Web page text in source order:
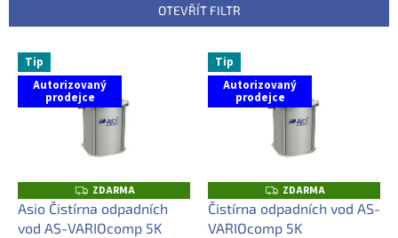
í
OTEVŘÍT FILTR
V Tip
Autorizovaný
prodejce
Z
D
A
R
ZDARMA
Asio Čistírna odpadních
vod AS-VARIOcomp 5K
Tip
Autorizovaný
prodejce
Z
D
A
R
ZDARMA
Čistírna odpadních vod AS-
VARIOcomp 5K